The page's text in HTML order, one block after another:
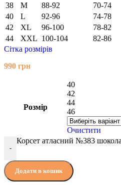
38
M 88-92 70-74
40
L 92-96 74-78
42
XL 96-100 78-82
44
XXL 100-104 82-86
Сітка розмірів
990 грн
Розмір
40
42
44
46
Очистити
-
Корсет атласний №383
Додати в кошик